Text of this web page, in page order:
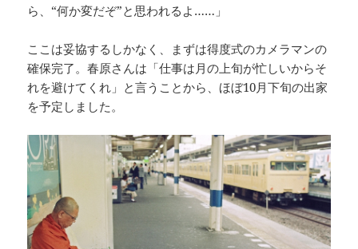
ら、“何か変だぞ”と思われるよ……」
ここは妥協するしかなく、まずは得度式のカメラマンの
確保完了。春原さんは「仕事は月の上旬が忙しいからそ
れを避けてくれ」と言うことから、ほぼ10月下旬の出家
を予定しました。